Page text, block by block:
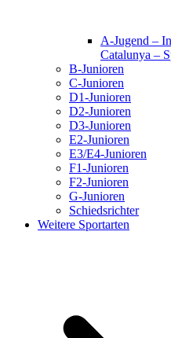
A-Jugend –
Catalunya –
B-Junioren
C-Junioren
D1-Junioren
D2-Junioren
D3-Junioren
E2-Junioren
E3/E4-Junioren
F1-Junioren
F2-Junioren
G-Junioren
Schiedsrichter
Weitere Sportarten